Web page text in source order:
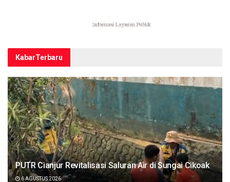
KabarTerbaru
PUTR Cianjur Revitalisasi Saluran Air di Sungai Cikoak
6 AGUSTUS 2026